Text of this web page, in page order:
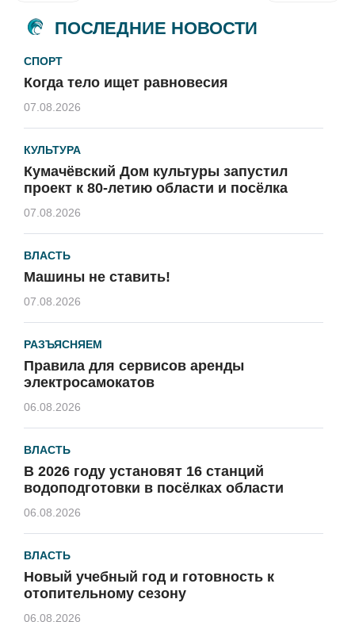
ПОСЛЕДНИЕ НОВОСТИ
СПОРТ
Когда тело ищет равновесия
07.08.2026
КУЛЬТУРА
Кумачёвский Дом культуры запустил
проект к 80-летию области и посёлка
07.08.2026
ВЛАСТЬ
Машины не ставить!
07.08.2026
РАЗЪЯСНЯЕМ
Правила для сервисов аренды
электросамокатов
06.08.2026
ВЛАСТЬ
В 2026 году установят 16 станций
водоподготовки в посёлках области
06.08.2026
ВЛАСТЬ
Новый учебный год и готовность к
отопительному сезону
06.08.2026